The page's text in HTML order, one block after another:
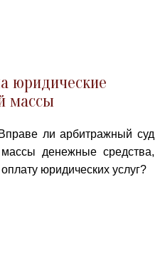
юридические
массы
ли арбитражный суд
массы денежные средства,
юридических услуг?